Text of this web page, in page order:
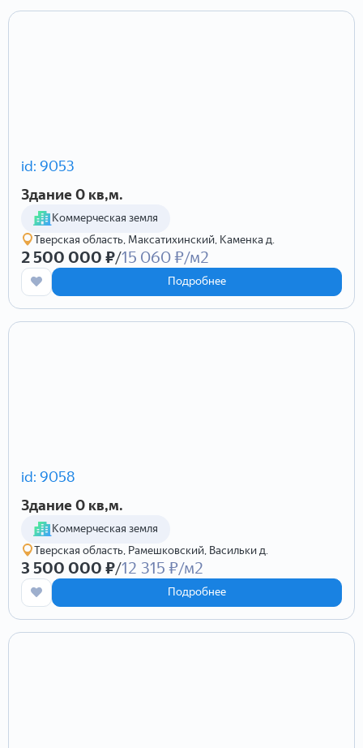
id: 9053
Здание 0 кв,м.
Коммерческая земля
Тверская область, Максатихинский, Каменка д.
Подробнее
2 500 000 ₽/15 060 ₽/м2
id: 9058
Здание 0 кв,м.
Коммерческая земля
Тверская область, Рамешковский, Васильки д.
Подробнее
3 500 000 ₽/12 315 ₽/м2